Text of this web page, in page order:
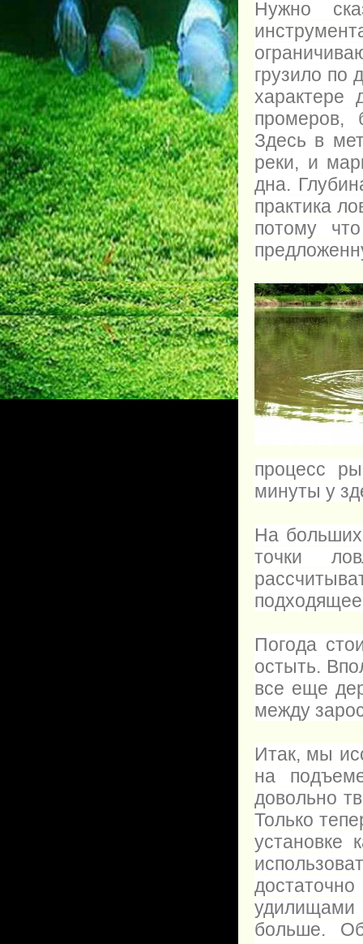
Нужно
грузило по
характере
промеров,
Здесь в
реки, и
дна.
практика
потому
процесс
минуты у
На
точки
Погода
остыть.
все еще
между
Итак, мы
на
довольно
Только
установке
больше.